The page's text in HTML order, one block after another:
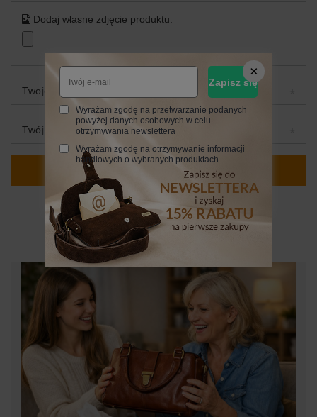
Dodaj własne zdjęcie produktu:
Twoje imię
Twój email
Wyślij opinię
Z naszego bloga
Zapisz się
Wyrażam zgodę na przetwarzanie podanych
powyżej danych osobowych w celu
otrzymywania newslettera
Wyrażam zgodę na otrzymywanie informacji
handlowych o wybranych produktach.